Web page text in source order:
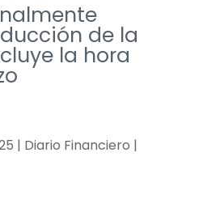
de la
la hora
| Diario Financiero |